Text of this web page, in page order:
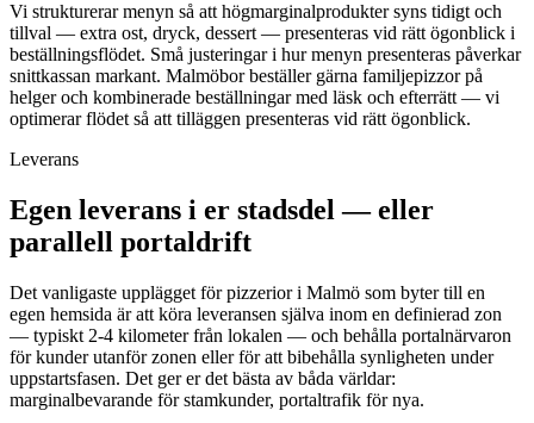
Vi strukturerar menyn så att högmarginalprodukter syns tidigt och
tillval — extra ost, dryck, dessert — presenteras vid rätt ögonblick i
beställningsflödet. Små justeringar i hur menyn presenteras påverkar
snittkassan markant. Malmöbor beställer gärna familjepizzor på
helger och kombinerade beställningar med läsk och efterrätt — vi
optimerar flödet så att tilläggen presenteras vid rätt ögonblick.
Leverans
Egen leverans i er stadsdel — eller
parallell portaldrift
Det vanligaste upplägget för pizzerior i Malmö som byter till en
egen hemsida är att köra leveransen själva inom en definierad zon
— typiskt 2-4 kilometer från lokalen — och behålla portalnärvaron
för kunder utanför zonen eller för att bibehålla synligheten under
uppstartsfasen. Det ger er det bästa av båda världar:
marginalbevarande för stamkunder, portaltrafik för nya.